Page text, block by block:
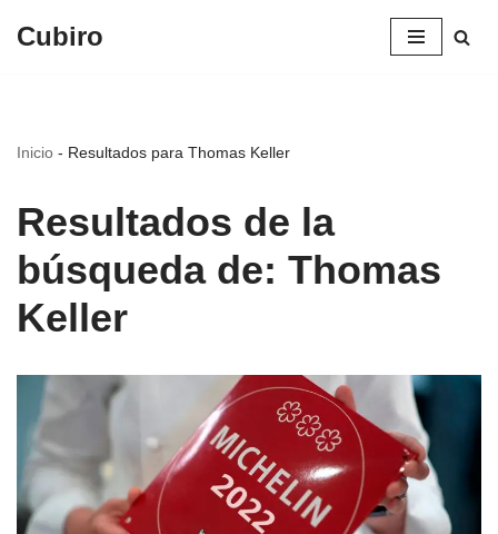
Cubiro
Inicio - Resultados para Thomas Keller
Resultados de la
búsqueda de: Thomas
Keller